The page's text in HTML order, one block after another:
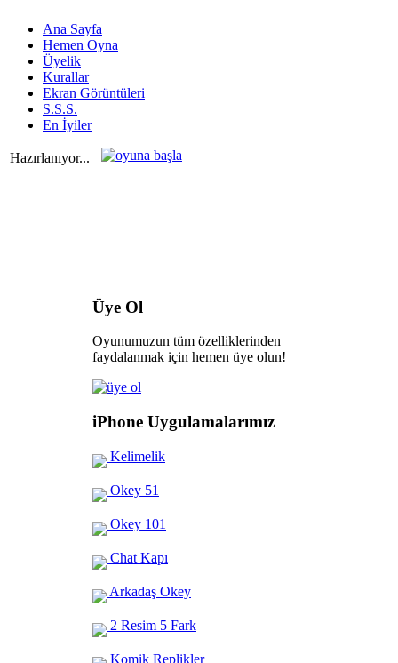
Ana Sayfa
Hemen Oyna
Üyelik
Kurallar
Ekran Görüntüleri
S.S.S.
En İyiler
Hazırlanıyor...
Üye Ol
Oyunumuzun tüm özelliklerinden
faydalanmak için hemen üye olun!
iPhone Uygulamalarımız
Kelimelik
Okey 51
Okey 101
Chat Kapı
Arkadaş Okey
2 Resim 5 Fark
Komik Replikler